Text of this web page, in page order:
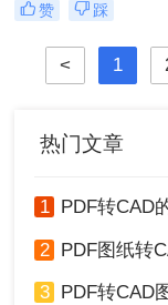
辑、修改和优化。
是为了保持文档的
的，并不直接支持
辑功能，因此转换
cad呢？本文将介
CAD图纸的方法，
赞 踩
< 1
热门文章
1 PDF转CAD的三
2 PDF图纸转CAD的三
3 PDF转CAD图的四种